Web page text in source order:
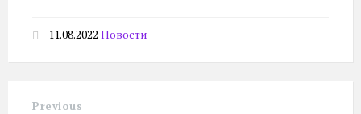
11.08.2022 Новости
Previous